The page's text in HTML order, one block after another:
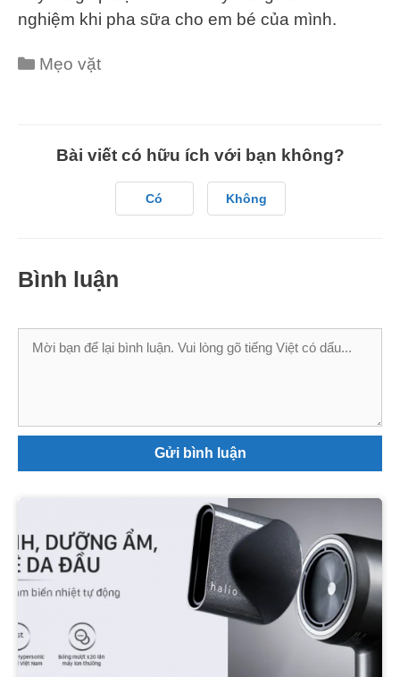
nghiệm khi pha sữa cho em bé của mình.
Categories
Mẹo vặt
Bài viết có hữu ích với bạn không?
Có Không
Bình luận
Bình